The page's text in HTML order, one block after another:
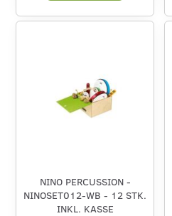
NINO PERCUSSION -
NINOSET012-WB - 12 STK.
INKL. KASSE